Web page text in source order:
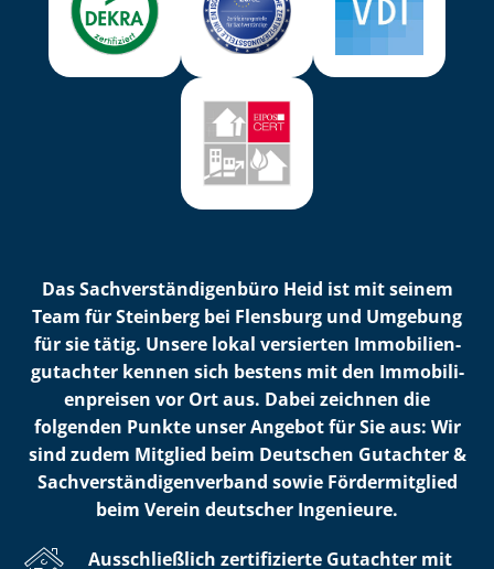
Das Sach­ver­stän­di­gen­bü­ro Heid ist mit seinem
Team für Steinberg bei Flensburg und Umgebung
für sie tätig. Unsere lokal versierten Im­mo­bi­li­en­
gut­ach­ter kennen sich bestens mit den Im­mo­bi­li­
en­prei­sen vor Ort aus. Dabei zeichnen die
folgenden Punkte unser Angebot für Sie aus: Wir
sind zudem Mitglied beim Deutschen Gutachter &
Sach­ver­stän­di­gen­ver­band sowie Fördermitglied
beim Verein deutscher Ingenieure.
Ausschließlich zertifizierte Gutachter mit